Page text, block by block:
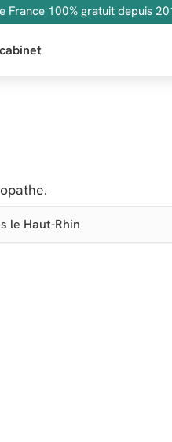
France 100% gratuit depuis
le Haut-Rhin